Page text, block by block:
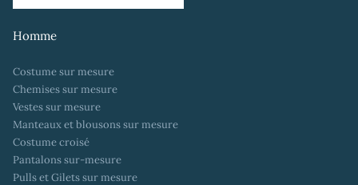
Homme
Costume sur mesure
Chemises sur mesure
Vestes sur mesure
Manteaux et blousons sur mesure
Costume croisé
Pantalons sur-mesure
Pulls et Gilets sur mesure